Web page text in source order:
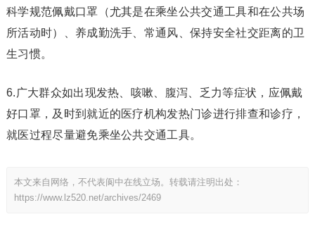
科学规范佩戴口罩（尤其是在乘坐公共交通工具和在公共场
所活动时）、养成勤洗手、常通风、保持安全社交距离的卫
生习惯。
6.广大群众如出现发热、咳嗽、腹泻、乏力等症状，应佩戴
好口罩，及时到就近的医疗机构发热门诊进行排查和诊疗，
就医过程尽量避免乘坐公共交通工具。
本文来自网络，不代表阆中在线立场。转载请注明出处：
https://www.lz520.net/archives/2469